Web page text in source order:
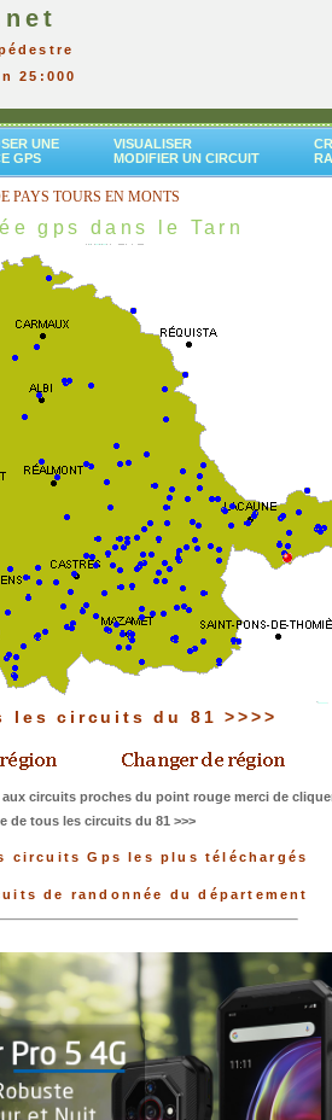
25:000
UNE
GPS
VISUALISER
MODIFIER UN CIRCUIT
PAYS TOURS EN MONTS
gps dans le Tarn
les circuits du 81 >>>>
aux circuits proches du point rouge merci de
de tous les circuits du 81 >>>
circuits Gps les plus téléchargés
de randonnée du département